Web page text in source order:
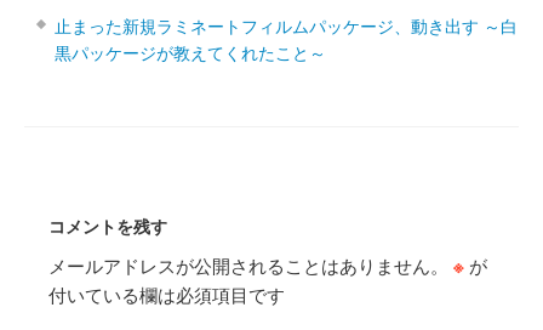
止まった新規ラミネートフィルムパッケージ、動き出す ～白
黒パッケージが教えてくれたこと～
コメントを残す
メールアドレスが公開されることはありません。 ※ が
付いている欄は必須項目です